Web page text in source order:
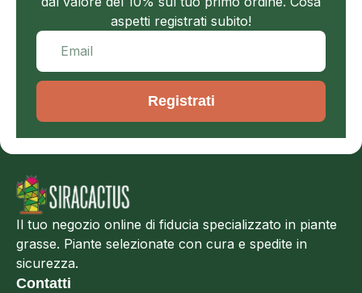
aspetti registrati subito!
Registrati
Il tuo negozio online di fiducia specializzato in piante
grasse. Piante selezionate con cura e spedite in
sicurezza.
Contatti